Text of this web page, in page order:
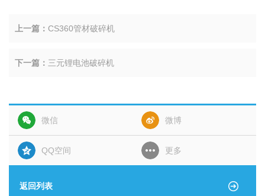
上一篇： CS360管材破碎机
下一篇： 三元锂电池破碎机
微信 微博
QQ空间 更多
返回列表